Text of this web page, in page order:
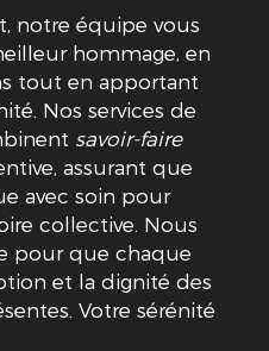
notre équipe vous
hommage, en
tout en apportant
Nos services de
savoir-faire
assurant que
avec soin pour
collective. Nous
pour que chaque
et la dignité des
Votre sérénité